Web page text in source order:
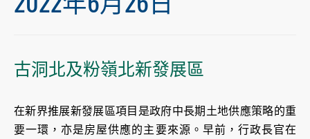
古洞北及粉嶺北新發展區
在新界推展新發展區項目是政府中長期土地供應策略的重
要一環，亦是房屋供應的主要來源。早前，行政長官在